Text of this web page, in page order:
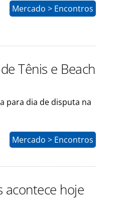
Mercado > Encontros
Tênis e Beach
para dia de disputa na
Mercado > Encontros
acontece hoje